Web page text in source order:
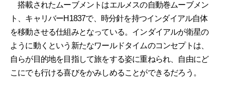
搭載されたムーブメントはエルメスの自動巻ムーブメン
ト、キャリバーH1837で、時分針を持つインダイアル自体
を移動させる仕組みとなっている。インダイアルが衛星の
ように動くという新たなワールドタイムのコンセプトは、
自らが目的地を目指して旅をする姿に重ねられ、自由にど
こにでも行ける喜びをかみしめることができるだろう。